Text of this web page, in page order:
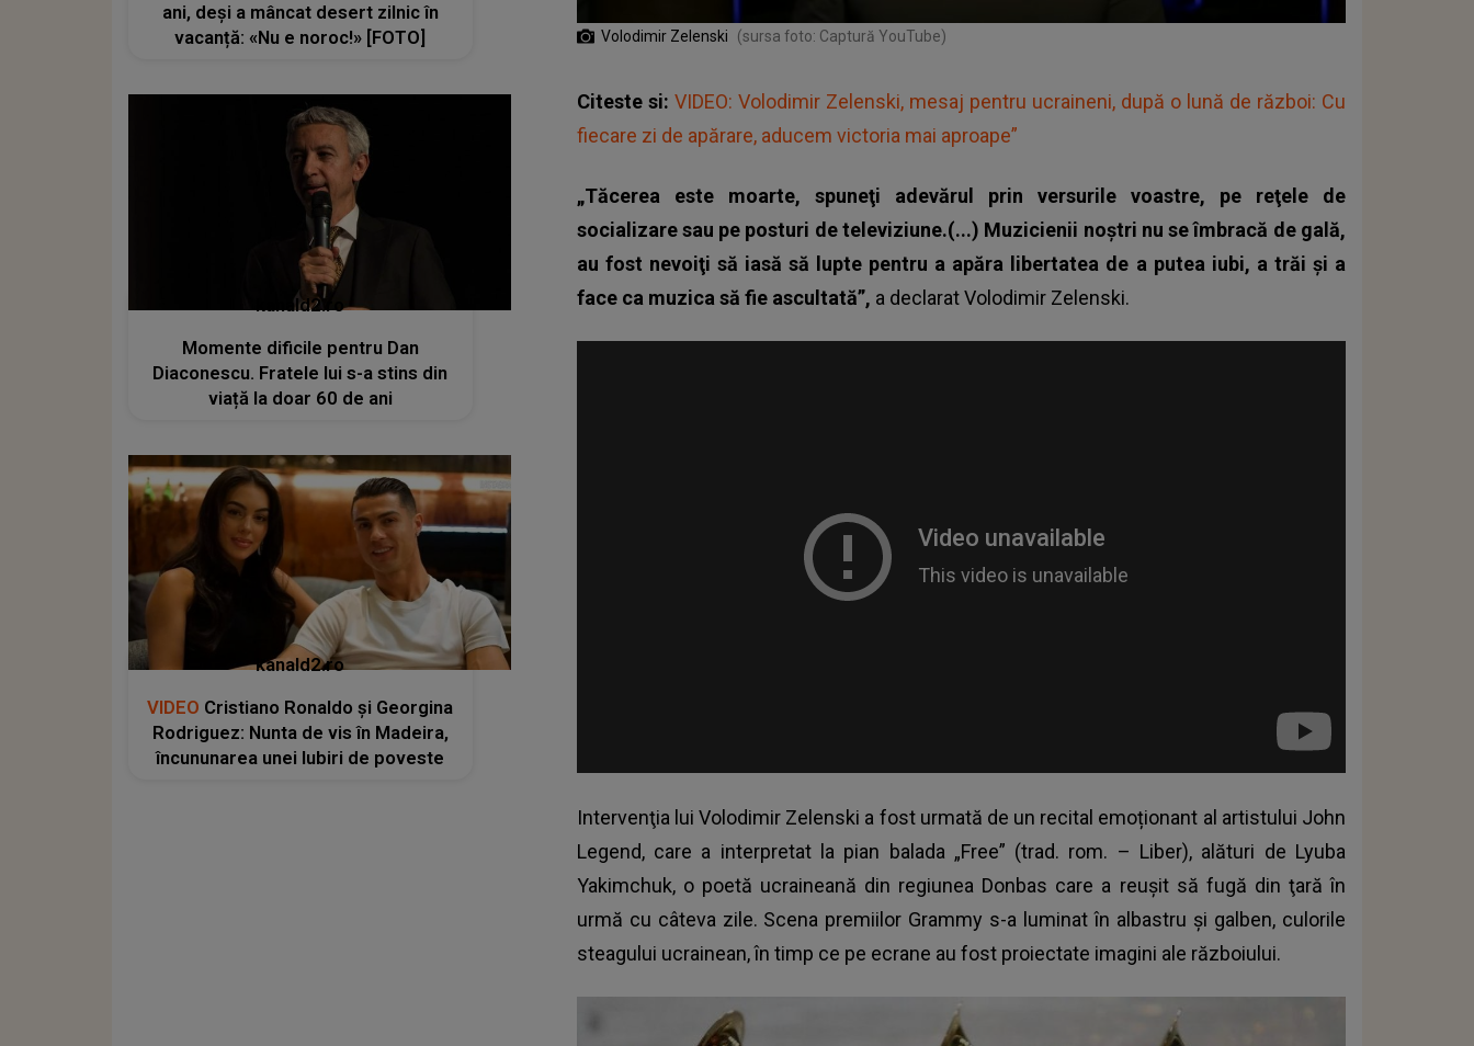
Volodimir Zelenski (sursa foto: Captură YouTube)
Citeste si: VIDEO: Volodimir Zelenski, mesaj pentru ucraineni, după o lună de război: Cu
fiecare zi de apărare, aducem victoria mai aproape”
„Tăcerea este moarte, spuneţi adevărul prin versurile voastre, pe reţele de
socializare sau pe posturi de televiziune.(...) Muzicienii noştri nu se îmbracă de gală,
au fost nevoiţi să iasă să lupte pentru a apăra libertatea de a putea iubi, a trăi şi a
face ca muzica să fie ascultată”, a declaratVolodimir Zelenski.
Intervenţia luiVolodimir Zelenski a fost urmată de un recital emoționant al artistului John
Legend, care a interpretat la pian balada „Free” (trad. rom. – Liber), alături de Lyuba
Yakimchuk, o poetă ucraineană din regiunea Donbas care a reuşit să fugă din ţară în
urmă cu câteva zile. Scena premiilor Grammy s-a luminat în albastru şi galben, culorile
steagului ucrainean, în timp ce pe ecrane au fost proiectate imagini ale războiului.
ani, deși a mâncat desert zilnic în
vacanță: «Nu e noroc!» [FOTO]
kanald2.ro
Momente dificile pentru Dan
Diaconescu. Fratele lui s-a stins din
viață la doar 60 de ani
kanald2.ro
VIDEO Cristiano Ronaldo și Georgina
Rodriguez: Nunta de vis în Madeira,
încununarea unei Iubiri de poveste